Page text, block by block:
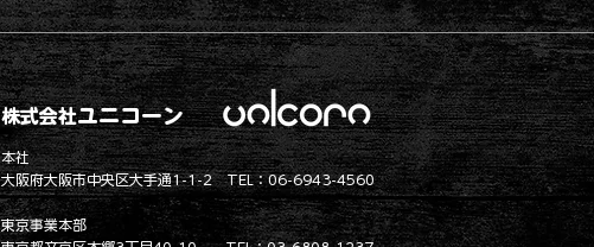
株式会社ユニコーン
本社
大阪府大阪市中央区大手通1-1-2 TEL：06-6943-4560
東京事業本部